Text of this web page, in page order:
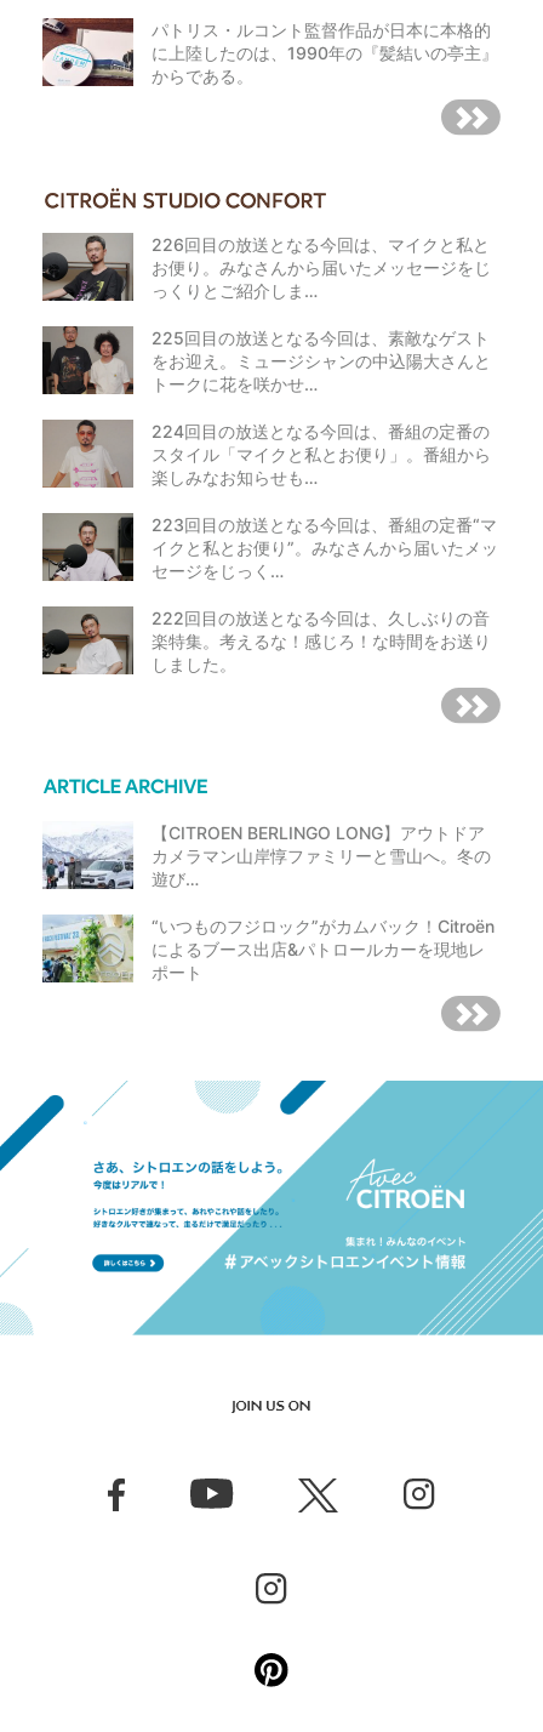
パトリス・ルコント監督作品が日本に本格的
に上陸したのは、1990年の『髪結いの亭主』
からである。
226回目の放送となる今回は、マイクと私と
お便り。みなさんから届いたメッセージをじ
っくりとご紹介しま…
225回目の放送となる今回は、素敵なゲスト
をお迎え。ミュージシャンの中込陽大さんと
トークに花を咲かせ…
224回目の放送となる今回は、番組の定番の
スタイル「マイクと私とお便り」。番組から
楽しみなお知らせも…
223回目の放送となる今回は、番組の定番“マ
イクと私とお便り”。みなさんから届いたメッ
セージをじっく…
222回目の放送となる今回は、久しぶりの音
楽特集。考えるな！感じろ！な時間をお送り
しました。
【CITROEN BERLINGO LONG】アウトドア
カメラマン山岸惇ファミリーと雪山へ。冬の
遊び…
“いつものフジロック”がカムバック！Citroën
によるブース出店&パトロールカーを現地レ
ポート